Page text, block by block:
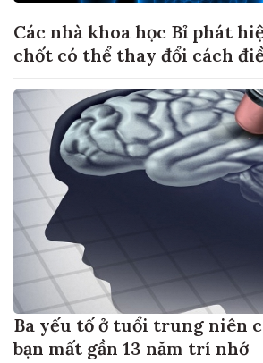
Các nhà khoa học Bỉ phát
chốt có thể thay đổi cách
Ba yếu tố ở tuổi trung niên
bạn mất gần 13 năm trí nhớ